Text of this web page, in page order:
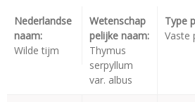
Nederlandse
naam:
Wilde tijm
Wetenschap
pelijke naam:
Thymus
serpyllum
var. albus
Type
Vaste